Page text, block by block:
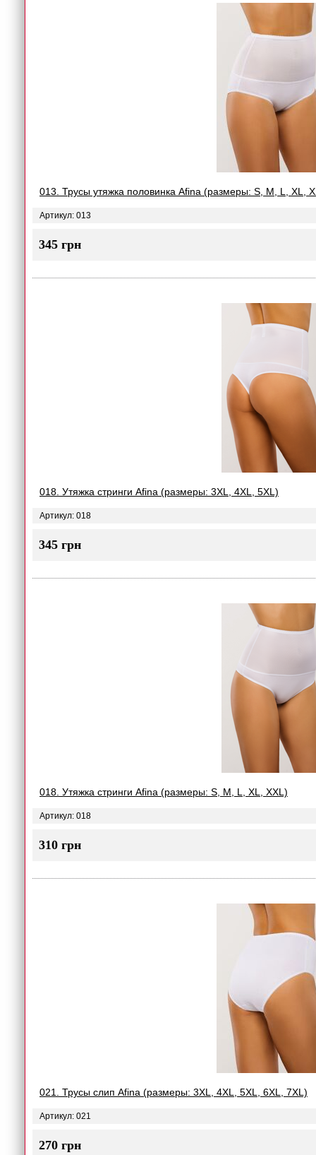
013. Трусы утяжка половинка Afina (размеры: S, M, L, XL,
Артикул: 013
345 грн
018. Утяжка стринги Afina (размеры: 3XL, 4XL, 5XL)
Артикул: 018
345 грн
018. Утяжка стринги Afina (размеры: S, M, L, XL, XXL)
Артикул: 018
310 грн
021. Трусы слип Afina (размеры: 3XL, 4XL, 5XL, 6XL, 7XL)
Артикул: 021
270 грн